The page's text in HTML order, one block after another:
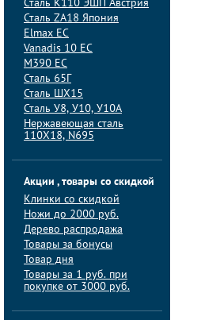
Сталь K110 ЭШП Австрия
Сталь ZA18 Япония
Elmax ЕС
Vanadis 10 ЕС
M390 ЕС
Сталь 65Г
Сталь ШХ15
Сталь У8, У10, У10А
Нержавеющая сталь
110Х18, N695
Акции , товары со скидкой
Клинки со скидкой
Ножи до 2000 руб.
Дерево распродажа
Товары за бонусы
Товар дня
Товары за 1 руб. при
покупке от 3000 руб.